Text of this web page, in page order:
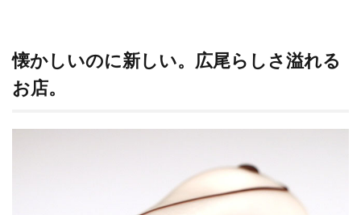
懐かしいのに新しい。広尾らしさ溢れる
お店。